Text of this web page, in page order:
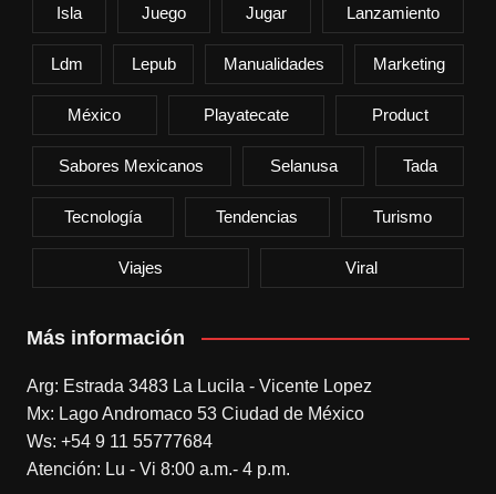
Isla Juego Jugar Lanzamiento
Ldm Lepub Manualidades Marketing
México Playatecate Product
Sabores Mexicanos Selanusa Tada
Tecnología Tendencias Turismo
Viajes Viral
Más información
Arg: Estrada 3483 La Lucila - Vicente Lopez
Mx: Lago Andromaco 53 Ciudad de México
Ws: +54 9 11 55777684
Atención: Lu - Vi 8:00 a.m.- 4 p.m.